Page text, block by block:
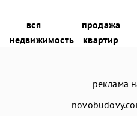
вся
недвижимость
продажа
квартир
реклама